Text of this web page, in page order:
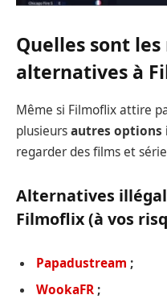
Quelles sont
alternatives à
Même si Filmoflix attire
plusieursautres options
regarder des films et
Alternatives
Filmoflix (à vos
Papadustream ;
WookaFR ;